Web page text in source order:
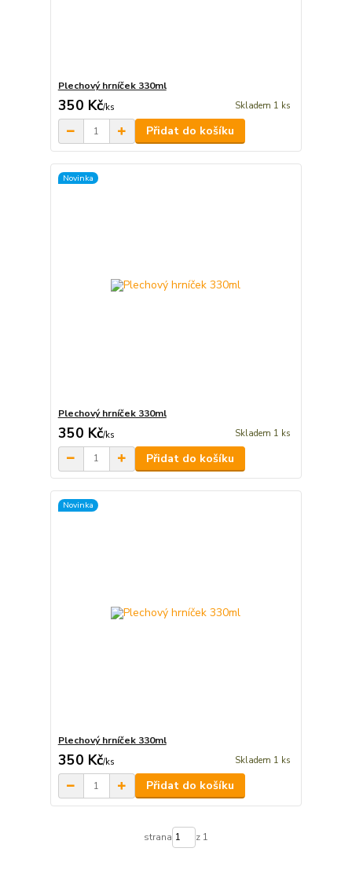
Plechový hrníček 330ml
350 Kč/ks Skladem 1 ks
Přidat do košíku
Novinka
Plechový hrníček 330ml
350 Kč/ks Skladem 1 ks
Přidat do košíku
Novinka
Plechový hrníček 330ml
350 Kč/ks Skladem 1 ks
Přidat do košíku
strana z 1